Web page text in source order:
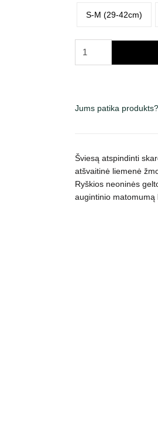
S-M (29-42cm)
daudzums
Jums patika
Šviesą atspindinti
atšvaitinė liemenė
Ryškios neoninės
augintinio matomumą